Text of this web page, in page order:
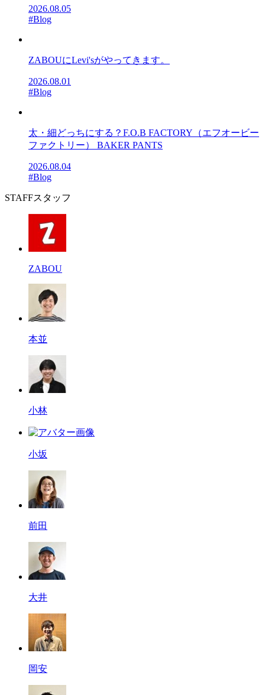
2026.08.05
#Blog
ZABOUにLevi'sがやってきます。
2026.08.01
#Blog
太・細どっちにする？F.O.B FACTORY（エフオービー
ファクトリー） BAKER PANTS
2026.08.04
#Blog
STAFFスタッフ
ZABOU
本並
小林
小坂
前田
大井
岡安